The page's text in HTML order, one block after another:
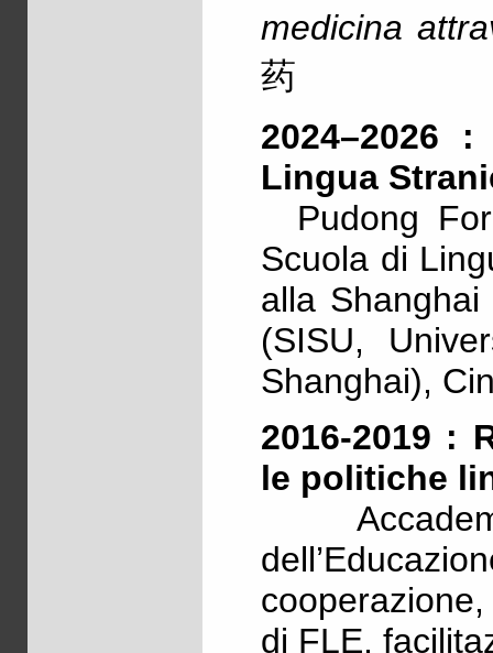
medicina
药
2024–2026
Lingua
Pudong
Scuola di
alla
(SISU,
Shanghai),
2016-2019 :
le politiche
di FLE,